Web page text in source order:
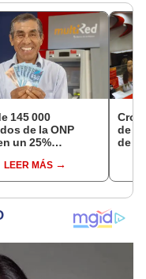
145 000
de la ONP
un 25%
LEER MÁS
de
de